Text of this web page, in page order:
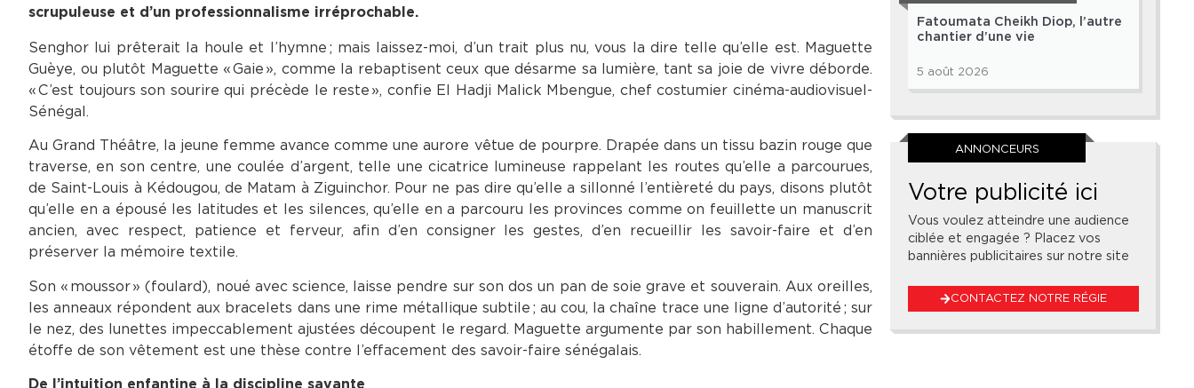
scrupuleuse et d’un professionnalisme irréprochable.
Senghor lui prêterait la houle et l’hymne ; mais laissez-moi, d’un trait plus nu, vous la dire telle qu’elle est. Maguette
Guèye, ou plutôt Maguette « Gaie », comme la rebaptisent ceux que désarme sa lumière, tant sa joie de vivre déborde.
« C’est toujours son sourire qui précède le reste », confie El Hadji Malick Mbengue, chef costumier cinéma-audiovisuel-
Sénégal.
Au Grand Théâtre, la jeune femme avance comme une aurore vêtue de pourpre. Drapée dans un tissu bazin rouge que
traverse, en son centre, une coulée d’argent, telle une cicatrice lumineuse rappelant les routes qu’elle a parcourues,
de Saint-Louis à Kédougou, de Matam à Ziguinchor. Pour ne pas dire qu’elle a sillonné l’entièreté du pays, disons plutôt
qu’elle en a épousé les latitudes et les silences, qu’elle en a parcouru les provinces comme on feuillette un manuscrit
ancien, avec respect, patience et ferveur, afin d’en consigner les gestes, d’en recueillir les savoir-faire et d’en
préserver la mémoire textile.
Son « moussor » (foulard), noué avec science, laisse pendre sur son dos un pan de soie grave et souverain. Aux oreilles,
les anneaux répondent aux bracelets dans une rime métallique subtile ; au cou, la chaîne trace une ligne d’autorité ; sur
le nez, des lunettes impeccablement ajustées découpent le regard. Maguette argumente par son habillement. Chaque
étoffe de son vêtement est une thèse contre l’effacement des savoir-faire sénégalais.
De l’intuition enfantine à la discipline savante
Fatoumata Cheikh Diop, l’autre
chantier d’une vie
5 août 2026
ANNONCEURS
Votre publicité ici
Vous voulez atteindre une audience
ciblée et engagée ? Placez vos
bannières publicitaires sur notre site
CONTACTEZ NOTRE RÉGIE